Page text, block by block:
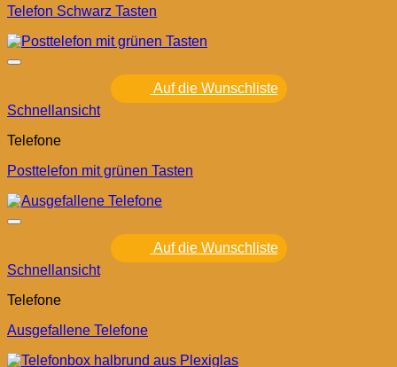
Telefon Schwarz Tasten
Auf die Wunschliste
Schnellansicht
Telefone
Posttelefon mit grünen Tasten
Auf die Wunschliste
Schnellansicht
Telefone
Ausgefallene Telefone